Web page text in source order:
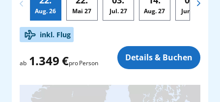
Aug. 26 Mai 27 Jul.27 Aug. 27 Jun.
Zusatzinkl. Flug
ab 1.349 €pro Person Details & Buchen